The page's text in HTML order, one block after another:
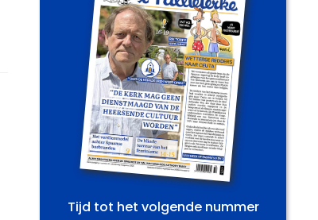
Tijd tot het volgende nummer